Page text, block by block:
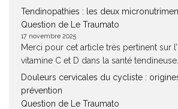
Tendinopathies : les deux
Question de Le Traumato
17 novembre 2025
Merci pour cet article très pertinent sur
vitamine C et D dans la santé tendineuse.
Douleurs cervicales du cycliste :
prévention
Question de Le Traumato